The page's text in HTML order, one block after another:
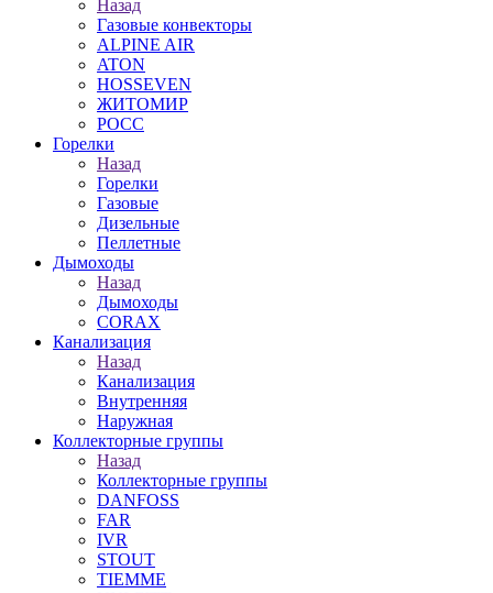
Назад
Газовые конвекторы
ALPINE AIR
ATON
HOSSEVEN
ЖИТОМИР
РОСС
Горелки
Назад
Горелки
Газовые
Дизельные
Пеллетные
Дымоходы
Назад
Дымоходы
CORAX
Канализация
Назад
Канализация
Внутренняя
Наружная
Коллекторные группы
Назад
Коллекторные группы
DANFOSS
FAR
IVR
STOUT
TIEMME